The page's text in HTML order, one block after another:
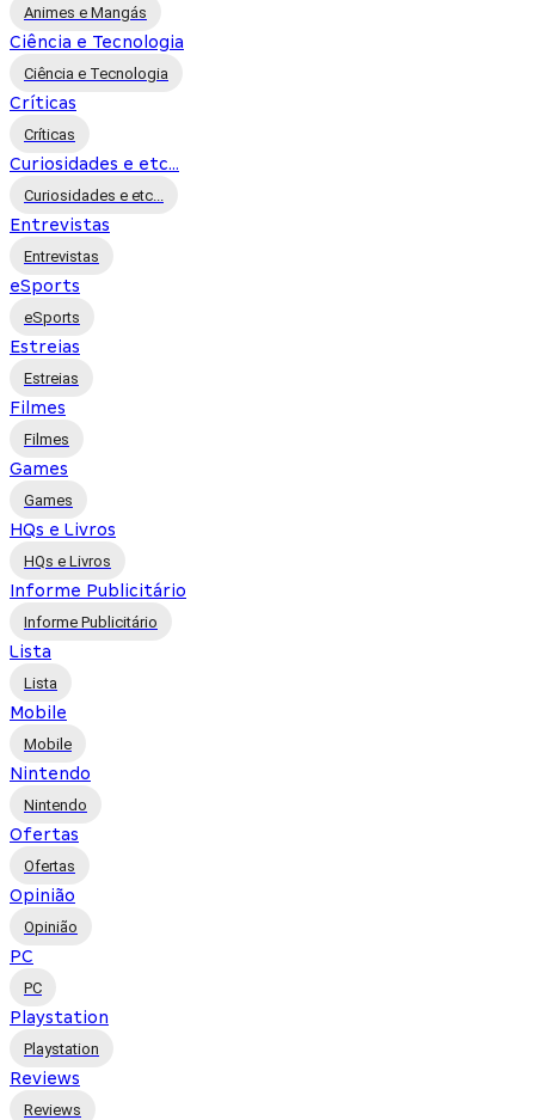
Animes e Mangás
Ciência e Tecnologia
Ciência e Tecnologia
Críticas
Críticas
Curiosidades e etc...
Curiosidades e etc...
Entrevistas
Entrevistas
eSports
eSports
Estreias
Estreias
Filmes
Filmes
Games
Games
HQs e Livros
HQs e Livros
Informe Publicitário
Informe Publicitário
Lista
Lista
Mobile
Mobile
Nintendo
Nintendo
Ofertas
Ofertas
Opinião
Opinião
PC
PC
Playstation
Playstation
Reviews
Reviews